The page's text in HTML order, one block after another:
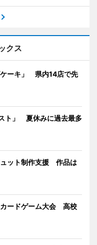
クス
ケーキ」 県内14店で先
ト」 夏休みに過去最多
ット制作支援 作品は
ードゲーム大会 高校